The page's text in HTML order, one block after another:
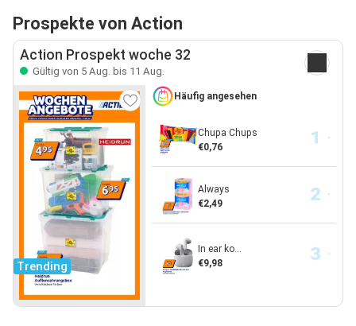
Prospekte von Action
Action Prospekt woche 32
Gültig von 5 Aug. bis 11 Aug.
Trending
Häufig angesehen
Chupa Chups
€0,76
Always
€2,49
In ear ko...
€9,98